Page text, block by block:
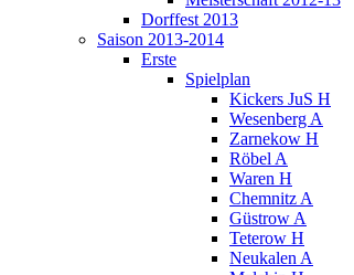
Dorffest 2013
Saison 2013-2014
Erste
Spielplan
Kickers JuS H
Wesenberg A
Zarnekow H
Röbel A
Waren H
Chemnitz A
Güstrow A
Teterow H
Neukalen A